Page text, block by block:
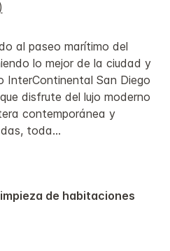
al paseo marítimo del
lo mejor de la ciudad y
InterContinental San Diego
disfrute del lujo moderno
contemporánea y
toda...